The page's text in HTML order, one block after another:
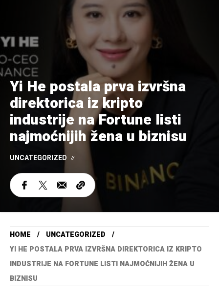
Yi He postala prva izvršna
direktorica iz kripto
industrije na Fortune listi
najmoćnijih žena u biznisu
UNCATEGORIZED
HOME
UNCATEGORIZED
YI HE POSTALA PRVA IZVRŠNA DIREKTORICA IZ KRIPTO
INDUSTRIJE NA FORTUNE LISTI NAJMOĆNIJIH ŽENA U
BIZNISU